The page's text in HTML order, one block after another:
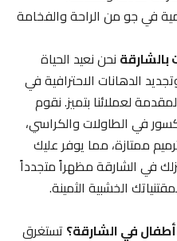
في جو من الراحة والفخامة
نحن نعيد الحياة
الدهانات الاحترافية في
لعملائنا بتميز. نقوم
في الطاولات والكراسي،
ممتازة، مما يوفر عليك
في الشارقة مظهراً متجدداً
الخشبية الثمينة.
في الشارقة؟تستغرق